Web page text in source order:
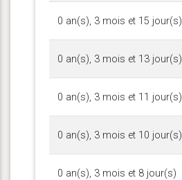
0 an(s), 3 mois et 15 jour(s)
0 an(s), 3 mois et 13 jour(s)
0 an(s), 3 mois et 11 jour(s)
0 an(s), 3 mois et 10 jour(s)
0 an(s), 3 mois et 8 jour(s)